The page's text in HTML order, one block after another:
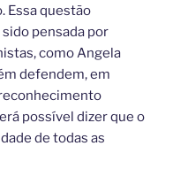
Essa questão
pensada por
como Angela
defendem, em
possível dizer que o
de todas as